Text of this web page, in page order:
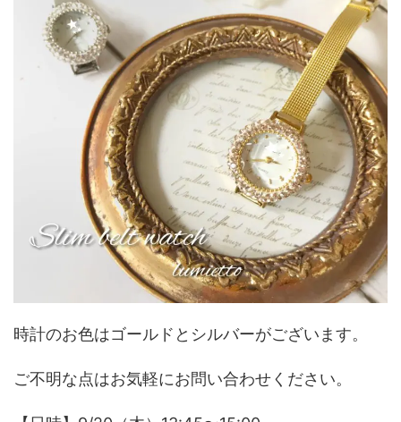
時計のお色はゴールドとシルバーがございます。
ご不明な点はお気軽にお問い合わせください。